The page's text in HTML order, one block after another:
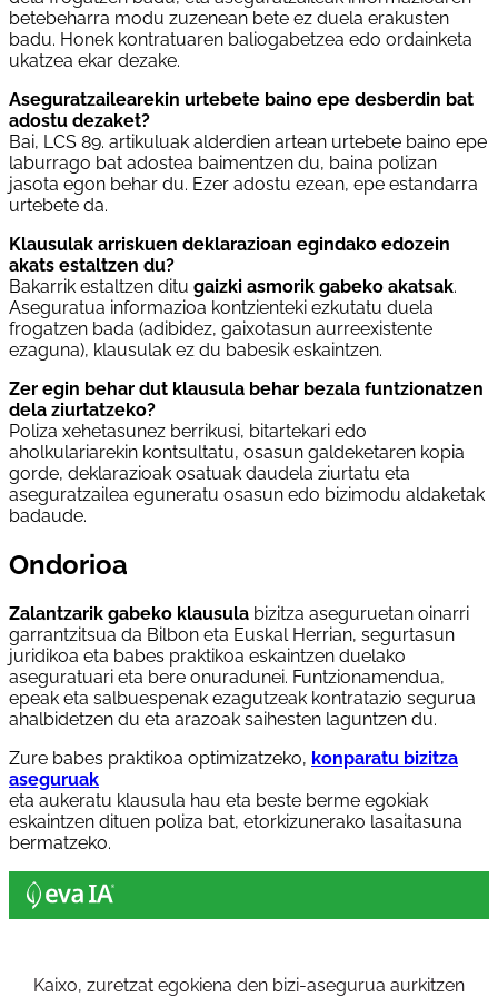
betebeharra modu zuzenean bete ez duela erakusten
badu. Honek kontratuaren baliogabetzea edo ordainketa
ukatzea ekar dezake.
Aseguratzailearekin urtebete baino epe desberdin bat
adostu dezaket?
Bai, LCS 89. artikuluak alderdien artean urtebete baino epe
laburrago bat adostea baimentzen du, baina polizan
jasota egon behar du. Ezer adostu ezean, epe estandarra
urtebete da.
Klausulak arriskuen deklarazioan egindako edozein
akats estaltzen du?
Bakarrik estaltzen ditu gaizki asmorik gabeko akatsak.
Aseguratua informazioa kontzienteki ezkutatu duela
frogatzen bada (adibidez, gaixotasun aurreexistente
ezaguna), klausulak ez du babesik eskaintzen.
Zer egin behar dut klausula behar bezala funtzionatzen
dela ziurtatzeko?
Poliza xehetasunez berrikusi, bitartekari edo
aholkulariarekin kontsultatu, osasun galdeketaren kopia
gorde, deklarazioak osatuak daudela ziurtatu eta
aseguratzailea eguneratu osasun edo bizimodu aldaketak
badaude.
Ondorioa
Zalantzarik gabeko klausula bizitza aseguruetan oinarri
garrantzitsua da Bilbon eta Euskal Herrian, segurtasun
juridikoa eta babes praktikoa eskaintzen duelako
aseguratuari eta bere onuradunei. Funtzionamendua,
epeak eta salbuespenak ezagutzeak kontratazio segurua
ahalbidetzen du eta arazoak saihesten laguntzen du.
Zure babes praktikoa optimizatzeko, konparatu bizitza
aseguruak
eta aukeratu klausula hau eta beste berme egokiak
eskaintzen dituen poliza bat, etorkizunerako lasaitasuna
bermatzeko.
Kaixo, zuretzat egokiena den bizi-asegurua aurkitzen